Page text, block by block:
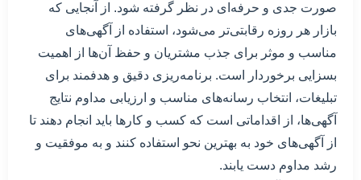
صورت جدی و حرفه‌ای در نظر گرفته شود. از آنجایی که
بازار هر روزه رقابتی‌تر می‌شود، استفاده از آگهی‌های
مناسب و موثر برای جذب مشتریان و حفظ آن‌ها از اهمیت
بسزایی برخوردار است. برنامه‌ریزی دقیق و هدفمند برای
تبلیغات، انتخاب رسانه‌های مناسب و ارزیابی مداوم نتایج
آگهی‌ها، از اقداماتی است که کسب و کارها باید انجام دهند تا
از آگهی‌های خود به بهترین نحو استفاده کنند و به موفقیت و
رشد مداوم دست یابند.